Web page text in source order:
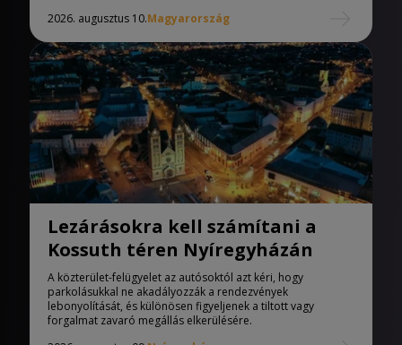
2026. augusztus 10.Magyarország
Lezárásokra kell számítani a
Kossuth téren Nyíregyházán
A közterület-felügyelet az autósoktól azt kéri, hogy
parkolásukkal ne akadályozzák a rendezvények
lebonyolítását, és különösen figyeljenek a tiltott vagy
forgalmat zavaró megállás elkerülésére.